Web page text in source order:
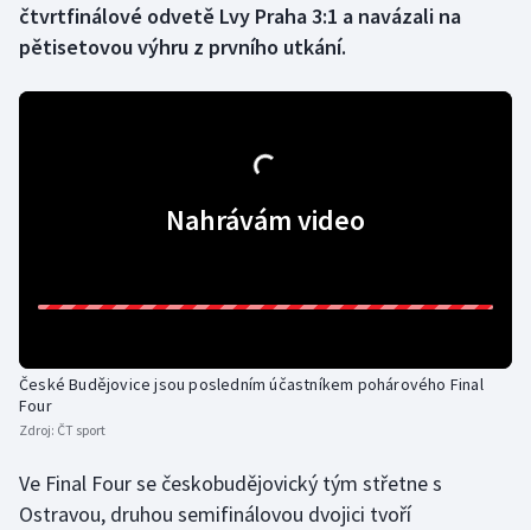
Dostihy
Florbal
Házená
Jezdectví
Judo
Krasobruslení
čtvrtfinálové odvetě Lvy Praha 3:1 a navázali na
pětisetovou výhru z prvního utkání.
Nahrávám video
České Budějovice jsou posledním účastníkem pohárového Final
Four
Zdroj: ČT sport
Ve Final Four se českobudějovický tým střetne s
Ostravou, druhou semifinálovou dvojici tvoří